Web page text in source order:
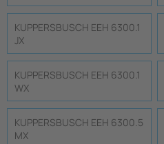
KUPPERSBUSCH EEH 6300.1
JX
KUPPERSBUSCH EEH 6300.1
WX
KUPPERSBUSCH EEH 6300.5
MX